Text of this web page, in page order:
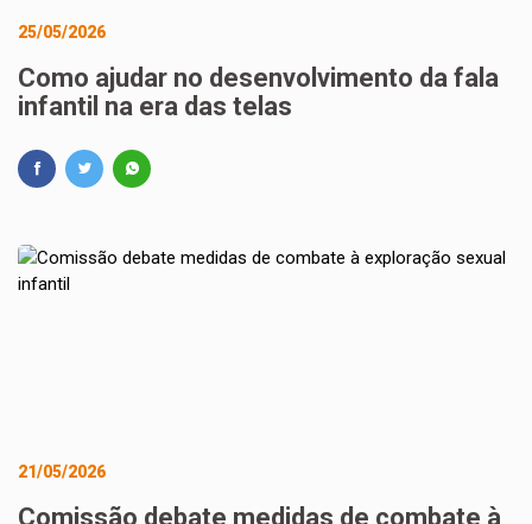
25/05/2026
Como ajudar no desenvolvimento da fala
infantil na era das telas
21/05/2026
Comissão debate medidas de combate à